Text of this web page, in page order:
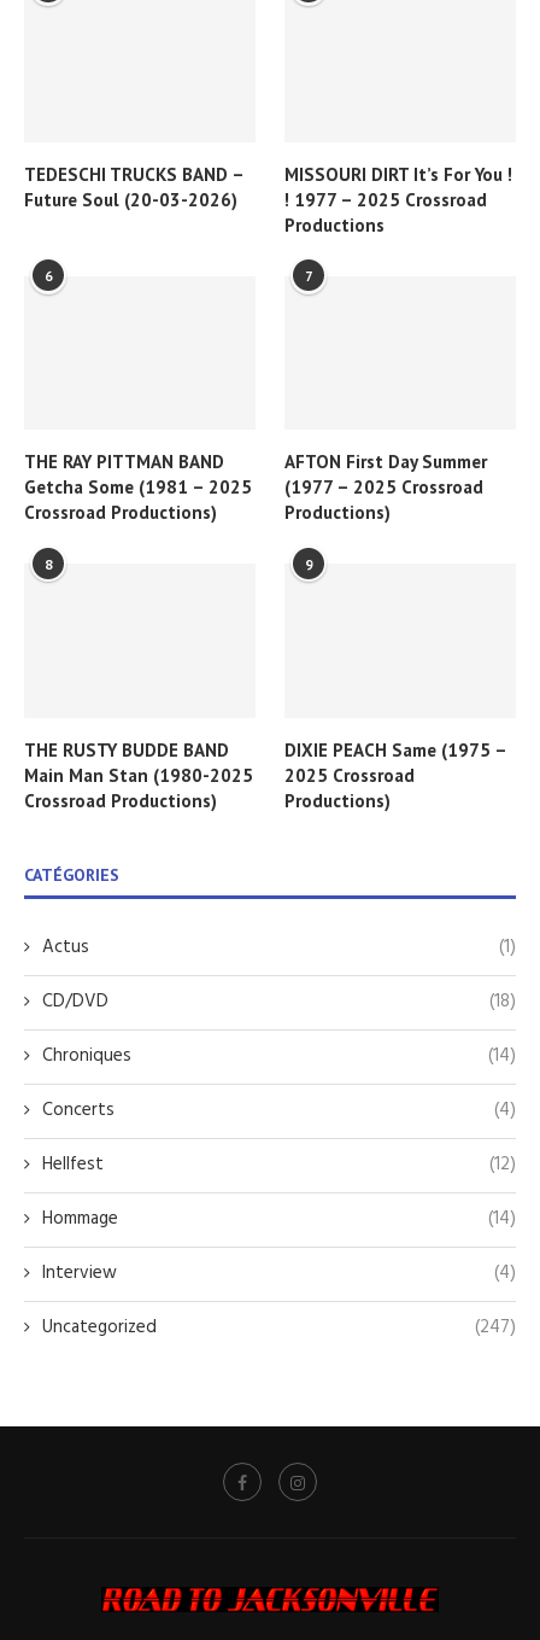
TEDESCHI TRUCKS BAND –
Future Soul (20-03-2026)
MISSOURI DIRT It’s For You !
! 1977 – 2025 Crossroad
Productions
6
THE RAY PITTMAN BAND
Getcha Some (1981 – 2025
Crossroad Productions)
7
AFTON First Day Summer
(1977 – 2025 Crossroad
Productions)
8
THE RUSTY BUDDE BAND
Main Man Stan (1980-2025
Crossroad Productions)
9
DIXIE PEACH Same (1975 –
2025 Crossroad
Productions)
CATÉGORIES
Actus
(1)
CD/DVD
(18)
Chroniques
(14)
Concerts
(4)
Hellfest
(12)
Hommage
(14)
Interview
(4)
Uncategorized
(247)